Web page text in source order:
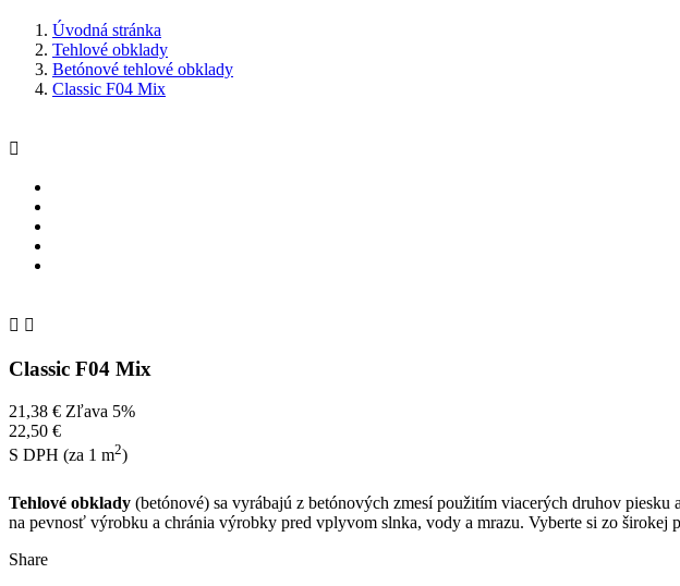
Úvodná stránka
Tehlové obklady
Betónové tehlové obklady
Classic F04 Mix

 
Classic F04 Mix
21,38 € Zľava 5%
22,50 €
S DPH (za 1 m2)
Tehlové obklady (betónové) sa vyrábajú z betónových zmesí použitím viacerých druhov
na pevnosť výrobku a chránia výrobky pred vplyvom slnka, vody a mrazu. Vyberte si zo širokej
Share